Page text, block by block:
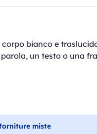
bianco e
un testo o una
miste